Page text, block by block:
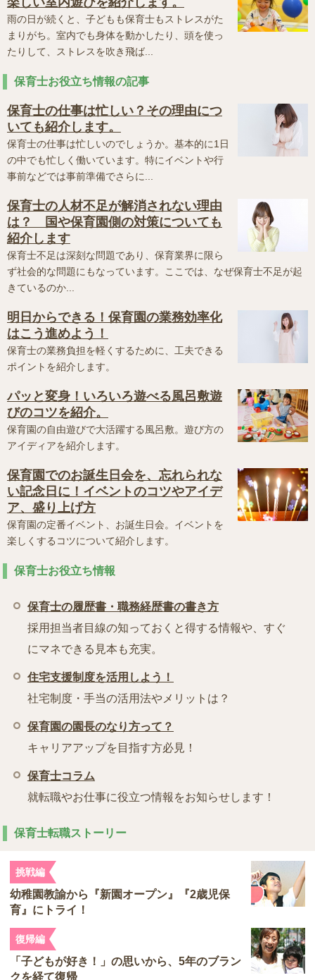
雨の日が続くと、子どもも保育士もストレスがた
まりがち。室内でも身体を動かしたり、頭を使っ
たりして、ストレスを吹き飛ば...
保育士お役立ち情報の記事
保育士の仕事は忙しい？その理由につ
いても紹介します。
保育士の仕事は忙しいのでしょうか。基本的に1日
の中でも忙しく働いています。特にイベントや行
事前などでは事前準備でさらに...
保育士の人材不足が解消されない理由
は？ 国や保育園側の対策についても
紹介します
保育士不足は深刻な問題であり、保育業界に限ら
ず社会的な問題にもなっています。ここでは、なぜ保育士不足が起
きているのか...
明日からできる！保育園の業務効率化
はこう進めよう！
保育士の業務負担を軽くするために、工夫できる
ポイントを紹介します。
パッと変身！いろいろ遊べる風呂敷遊
びのコツを紹介。
保育園の自由遊びで大活躍する風呂敷。遊び方の
アイディアを紹介します。
保育園でのお誕生日会を、忘れられな
い記念日に！イベントのコツやアイデ
ア、盛り上げ方
保育園の定番イベント、お誕生日会。イベントを
楽しくするコツについて紹介します。
保育士お役立ち情報
保育士の履歴書・職務経歴書の書き方
採用担当者目線の知っておくと得する情報や、すぐ
にマネできる見本も充実。
住宅支援制度を活用しよう！
社宅制度・手当の活用法やメリットは？
保育園の園長のなり方って？
キャリアアップを目指す方必見！
保育士コラム
就転職やお仕事に役立つ情報をお知らせします！
保育士転職ストーリー
挑戦編
幼稚園教諭から『新園オープン』『2歳児保
育』にトライ！
復帰編
「子どもが好き！」の思いから、5年のブラン
クを経て復帰